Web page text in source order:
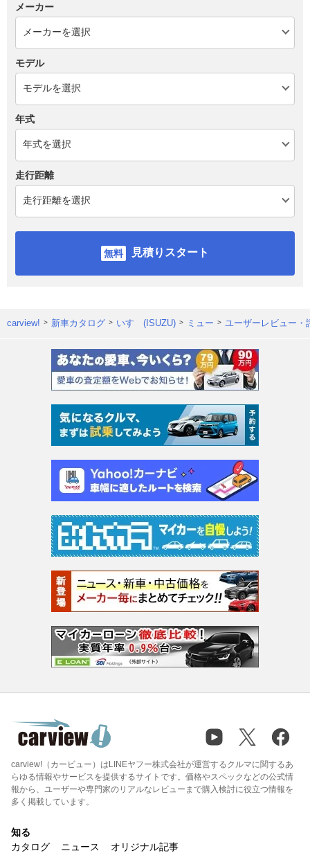
メーカー
モデル
年式
走行距離
見積りスタート
carview! 新車カタログ いすゞ(ISUZU) ミュー ユーザーレビュー・
carview!（カービュー）はLINEヤフー株式会社が運営するクルマに関するあ
らゆる情報やサービスを提供するサイトです。価格やスペックなどの公式情
報から、ユーザーや専門家のリアルなレビューまで購入検討に役立つ情報を
多く掲載しています。
知る
カタログ
ニュース オリジナル記事